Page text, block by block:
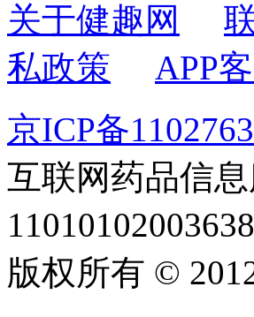
关于健趣网
私政策
APP
京ICP备
互联网药品信
版权所有 ©